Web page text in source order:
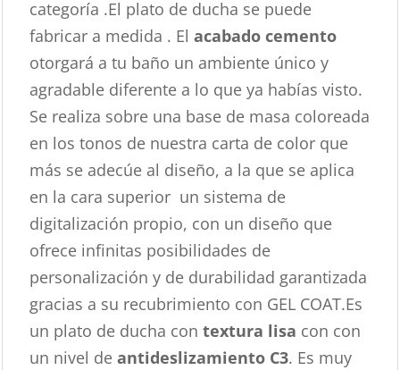
categoría .El plato de ducha se puede
fabricar a medida . Elacabado cemento
otorgará a tu baño un ambiente único y
agradable diferente a lo que ya habías visto.
Se realiza sobre una base de masa coloreada
en los tonos de nuestra carta de color que
más se adecúe al diseño, a la que se aplica
en la cara superior un sistema de
digitalización propio, con un diseño que
ofrece infinitas posibilidades de
personalización y de durabilidad garantizada
gracias a su recubrimiento con GEL COAT.Es
un plato de ducha con textura lisa con con
un nivel deantideslizamiento C3. Es muy